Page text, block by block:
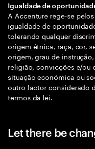
Igualdade de
A Accenture rege-se
igualdade de
tolerando qualquer
origem étnica, raça, cor,
origem, grau de
religião, convicções e/ou
situação económica ou
outro factor considerado
termos da lei.
Let there be